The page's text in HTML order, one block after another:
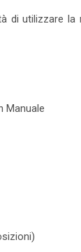
di utilizzare la
Manuale